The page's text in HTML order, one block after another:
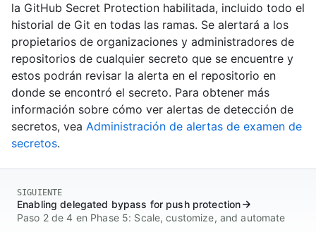
la GitHub Secret Protection habilitada, incluido todo el
historial de Git en todas las ramas. Se alertará a los
propietarios de organizaciones y administradores de
repositorios de cualquier secreto que se encuentre y
estos podrán revisar la alerta en el repositorio en
donde se encontró el secreto. Para obtener más
información sobre cómo ver alertas de detección de
secretos, vea Administración de alertas de examen de
secretos.
SIGUIENTE
Enabling delegated bypass for push protection
Paso 2 de 4 en Phase 5: Scale, customize, and automate